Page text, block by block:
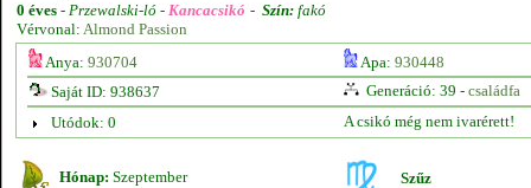
0 éves - Przewalski-ló - Kancacsikó - Szín: fakó
Vérvonal: Almond Passion
Anya: 930704 Apa: 930448
Saját ID: 938637
Generáció: 39 - családfa
Utódok: 0
A csikó még nem ivarérett!
Hónap: Szeptember Szűz